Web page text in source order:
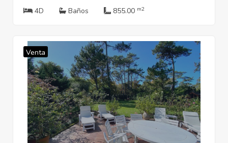
4D
Baños 855.00 m2
Venta